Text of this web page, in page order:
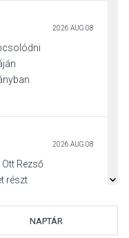
2026 AUG 08
2026 AUG 08
Ott Rezső
részt
NAPTÁR